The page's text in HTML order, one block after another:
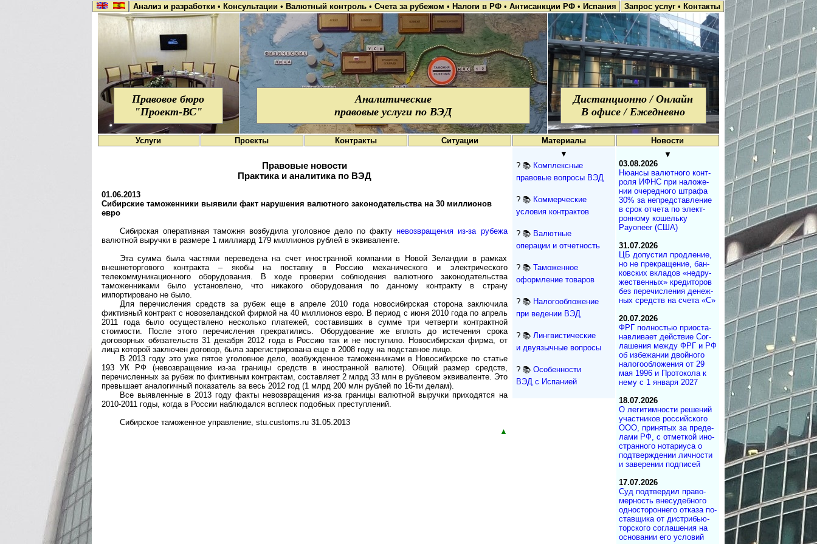
Анализ и разработки • Консультации • Валютный контроль • Счета за рубежом • Налоги в РФ • Антисанкции РФ • Испания Запрос услуг • Контакты
Правовое бюро
"Проект-ВС"
Аналитические
правовые услуги по ВЭД
Дистанционно / Онлайн
В офисе / Ежедневно
Услуги Проекты Контракты Ситуации Материалы Новости
Правовые новости
Практика и аналитика по ВЭД
01.06.2013
Сибирские таможенники выявили факт нарушения валютного законодательства на 30 миллионов
евро
Сибирская оперативная таможня возбудила уголовное дело по фактуневозвращения из-за рубежа
валютной выручки в размере 1 миллиард 179 миллионов рублей в эквиваленте.
Эта сумма была частями переведена на счет иностранной компании в Новой Зеландии в рамках
внешнеторгового контракта – якобы на поставку в Россию механического и электрического
телекоммуникационного оборудования. В ходе проверки соблюдения валютного законодательства
таможенниками было установлено, что никакого оборудования по данному контракту в страну
импортировано не было.
Для перечисления средств за рубеж еще в апреле 2010 года новосибирская сторона заключила
фиктивный контракт с новозеландской фирмой на 40 миллионов евро. В период с июня 2010 года по апрель
2011 года было осуществлено несколько платежей, составивших в сумме три четверти контрактной
стоимости. После этого перечисления прекратились. Оборудование же вплоть до истечения срока
договорных обязательств 31 декабря 2012 года в Россию так и не поступило. Новосибирская фирма, от
лица которой заключен договор, была зарегистрирована еще в 2008 году на подставное лицо.
В 2013 году это уже пятое уголовное дело, возбужденное таможенниками в Новосибирске по статье
193 УК РФ (невозвращение из-за границы средств в иностранной валюте). Общий размер средств,
перечисленных за рубеж по фиктивным контрактам, составляет 2 млрд 33 млн в рублевом эквиваленте. Это
превышает аналогичный показатель за весь 2012 год (1 млрд 200 млн рублей по 16-ти делам).
Все выявленные в 2013 году факты невозвращения из-за границы валютной выручки приходятся на
2010-2011 годы, когда в России наблюдался всплеск подобных преступлений.
Сибирское таможенное управление, stu.customs.ru 31.05.2013
▲
▼
? 📚 Комплексные
правовые вопросы ВЭД
? 📚 Коммерческие
условия контрактов
? 📚 Валютные
операции и отчетность
? 📚 Таможенное
оформление товаров
? 📚 Налогообложение
при ведении ВЭД
? 📚 Лингвистические
и двуязычные вопросы
? 📚 Особенности
ВЭД с Испанией
▼
03.08.2026
Нюансы валют­но­го кон­т­
ро­ля ИФНС при на­ло­же­
нии оче­ре­д­но­го штра­фа
30% за не­пред­с­та­в­ле­ние
в срок от­че­та по эле­к­т­
рон­но­му ко­ше­ль­ку
Payoneer (США)
31.07.2026
ЦБ допустил продле­ние,
но не пре­кра­ще­ние, бан­
ков­ских вкла­дов «не­дру­
же­ст­вен­ных» кре­ди­то­ров
без пе­ре­чис­ле­ния де­не­ж­
ных средств на сче­та «С»
20.07.2026
ФРГ полностью при­ос­та­
на­в­ли­ва­ет дей­ст­вие Со­г­
ла­ше­ния меж­ду ФРГ и РФ
об из­бе­жа­нии двой­но­го
на­ло­го­об­ло­же­ния от 29
мая 1996 и Про­то­ко­ла к
нему с 1 ян­ва­ря 2027
18.07.2026
О легитимности ре­ше­ний
участ­ни­ков рос­сий­ско­го
ООО, при­ня­тых за пре­де­
ла­ми РФ, с от­мет­кой ино­
ст­ран­но­го но­та­ри­у­са о
под­т­вер­ж­де­нии лич­но­с­ти
и за­ве­ре­нии под­писей
17.07.2026
Суд под­твер­дил пра­во­
мер­ность вне­су­деб­ного
од­но­сто­рон­не­го от­ка­за по­
с­тав­щика от дист­ри­бь­ю­
тор­с­ко­го со­г­ла­ше­ния на
ос­но­ва­нии его ус­ло­вий